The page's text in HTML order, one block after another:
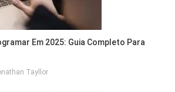
Em 2025: Guia Completo Para
Tayllor